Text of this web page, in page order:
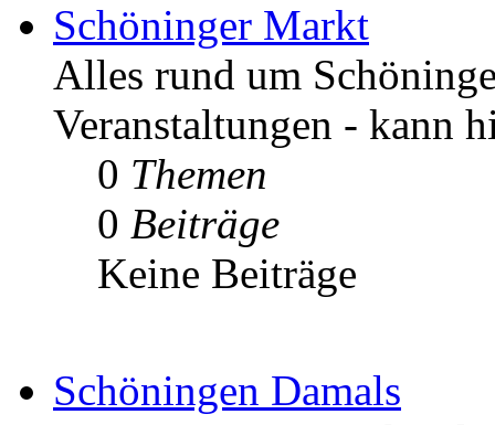
Schöninger Markt
Alles rund um
Veranstaltungen - kann
0 Themen
0 Beiträge
Keine Beiträge
Schöningen Damals